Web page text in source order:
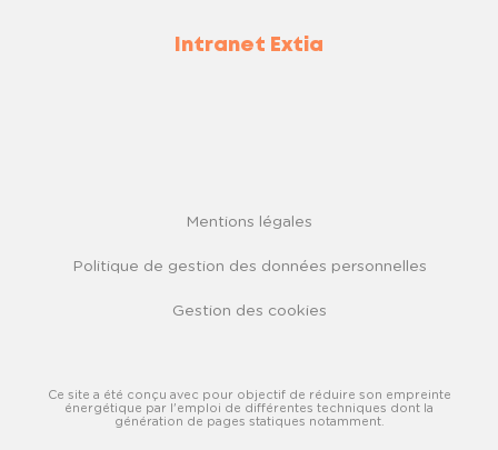
Intranet Extia
Mentions légales
Politique de gestion des données personnelles
Gestion des cookies
Ce site a été conçu avec pour objectif de réduire son empreinte
énergétique par l'emploi de différentes techniques dont la
génération de pages statiques notamment.